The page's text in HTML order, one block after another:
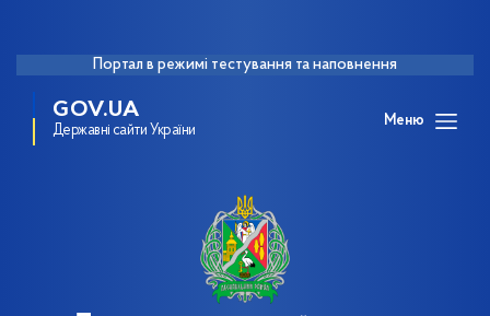
Портал в режимі тестування та наповнення
GOV.UA
Державні сайти України
Меню